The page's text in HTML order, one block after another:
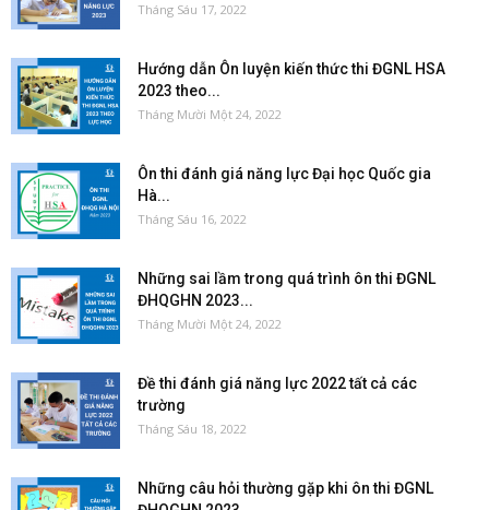
Tháng Sáu 17, 2022
Hướng dẫn Ôn luyện kiến thức thi ĐGNL HSA
2023 theo...
Tháng Mười Một 24, 2022
Ôn thi đánh giá năng lực Đại học Quốc gia
Hà...
Tháng Sáu 16, 2022
Những sai lầm trong quá trình ôn thi ĐGNL
ĐHQGHN 2023...
Tháng Mười Một 24, 2022
Đề thi đánh giá năng lực 2022 tất cả các
trường
Tháng Sáu 18, 2022
Những câu hỏi thường gặp khi ôn thi ĐGNL